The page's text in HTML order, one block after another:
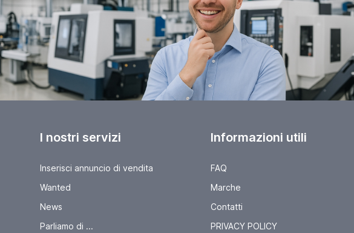
I nostri servizi
Inserisci annuncio di vendita
Wanted
News
Parliamo di ...
Informazioni utili
FAQ
Marche
Contatti
PRIVACY POLICY